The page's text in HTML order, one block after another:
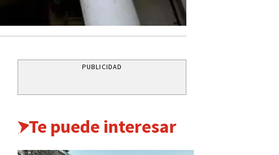
PUBLICIDAD
Te puede interesar